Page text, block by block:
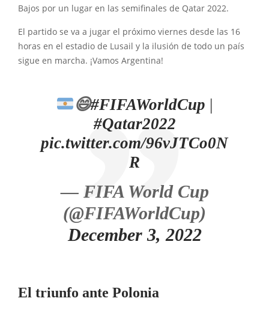
Bajos por un lugar en las semifinales de Qatar 2022.
El partido se va a jugar el próximo viernes desde las 16
horas en el estadio de Lusail y la ilusión de todo un país
sigue en marcha. ¡Vamos Argentina!
😄#FIFAWorldCup |
#Qatar2022
pic.twitter.com/96vJTCo0N
R
— FIFA World Cup
(@FIFAWorldCup)
December 3, 2022
El triunfo ante Polonia